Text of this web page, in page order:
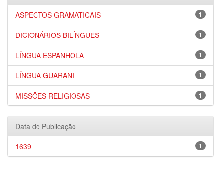
1
ASPECTOS GRAMATICAIS
1
DICIONÁRIOS BILÍNGUES
1
LÍNGUA ESPANHOLA
1
LÍNGUA GUARANI
1
MISSÕES RELIGIOSAS
Data de Publicação
1
1639